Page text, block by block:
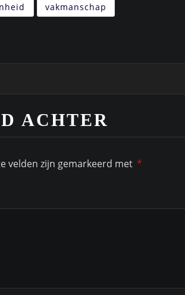
vakmanschap
ACHTER
velden zijn gemarkeerd met *